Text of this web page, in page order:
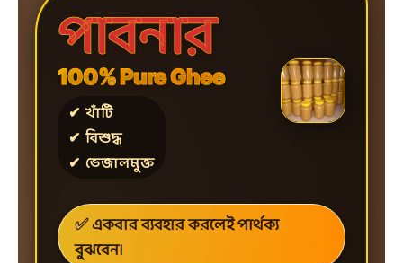
পাবনার
100% Pure Ghee
✔ খাঁটি
✔ বিশুদ্ধ
✔ ভেজালমুক্ত
✅ একবার ব্যবহার করলেই পার্থক্য
বুঝবেন।